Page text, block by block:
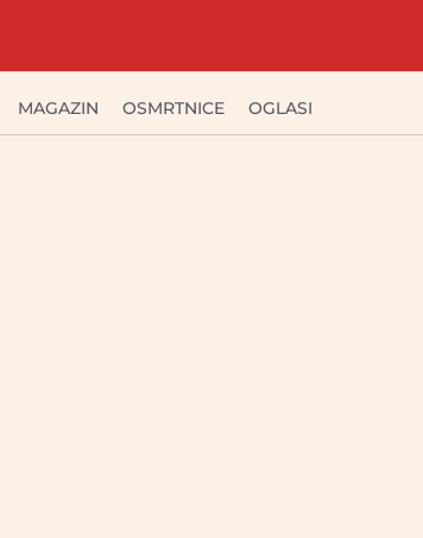
MAGAZIN OSMRTNICE OGLASI